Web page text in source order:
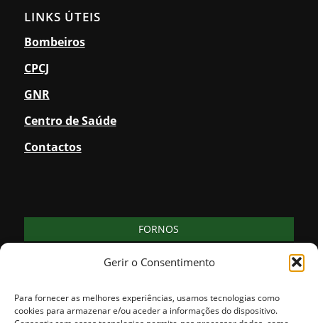
Gerir o Consentimento
Para fornecer as melhores experiências, usamos tecnologias como
cookies para armazenar e/ou aceder a informações do dispositivo.
LINKS ÚTEIS
Bombeiros
CPCJ
GNR
Centro de Saúde
Contactos
FORNOS